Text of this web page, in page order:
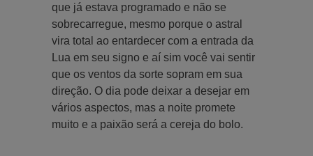
que já estava programado e não se
sobrecarregue, mesmo porque o astral
vira total ao entardecer com a entrada da
Lua em seu signo e aí sim você vai sentir
que os ventos da sorte sopram em sua
direção. O dia pode deixar a desejar em
vários aspectos, mas a noite promete
muito e a paixão será a cereja do bolo.